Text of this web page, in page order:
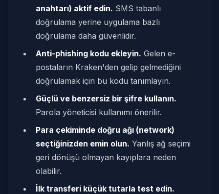
anahtarı) aktif edin. SMS tabanlı
doğrulama yerine uygulama bazlı
doğrulama daha güvenlidir.
Anti-phishing kodu ekleyin. Gelen e-
postaların Kraken'den gelip gelmediğini
doğrulamak için bu kodu tanımlayın.
Güçlü ve benzersiz bir şifre kullanın.
Parola yöneticisi kullanımı önerilir.
Para çekiminde doğru ağı (network)
seçtiğinizden emin olun. Yanlış ağ seçimi
geri dönüşü olmayan kayıplara neden
olabilir.
İlk transferi küçük tutarla test edin.